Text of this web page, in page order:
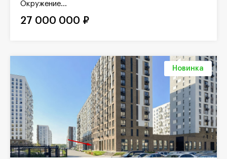
Окружение...
27 000 000 ₽
Новинка